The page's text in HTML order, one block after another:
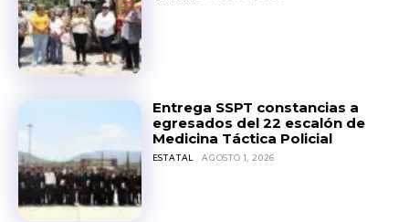
Entrega SSPT constancias a
egresados del 22 escalón de
Medicina Táctica Policial
ESTATAL AGOSTO 1, 2026